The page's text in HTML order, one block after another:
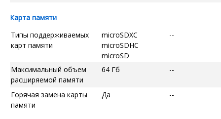
Карта памяти
Типы поддерживаемых
карт памяти
microSDXC
microSDHC
microSD
--
Максимальный объем
расширяемой памяти
64 Гб --
Горячая замена карты
памяти
Да --